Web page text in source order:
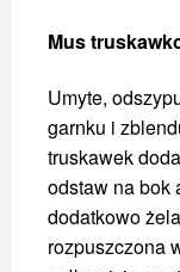
Mus
Umyte,
garnku i
truskawek
odstaw na bok
dodatkowo
rozpuszczona